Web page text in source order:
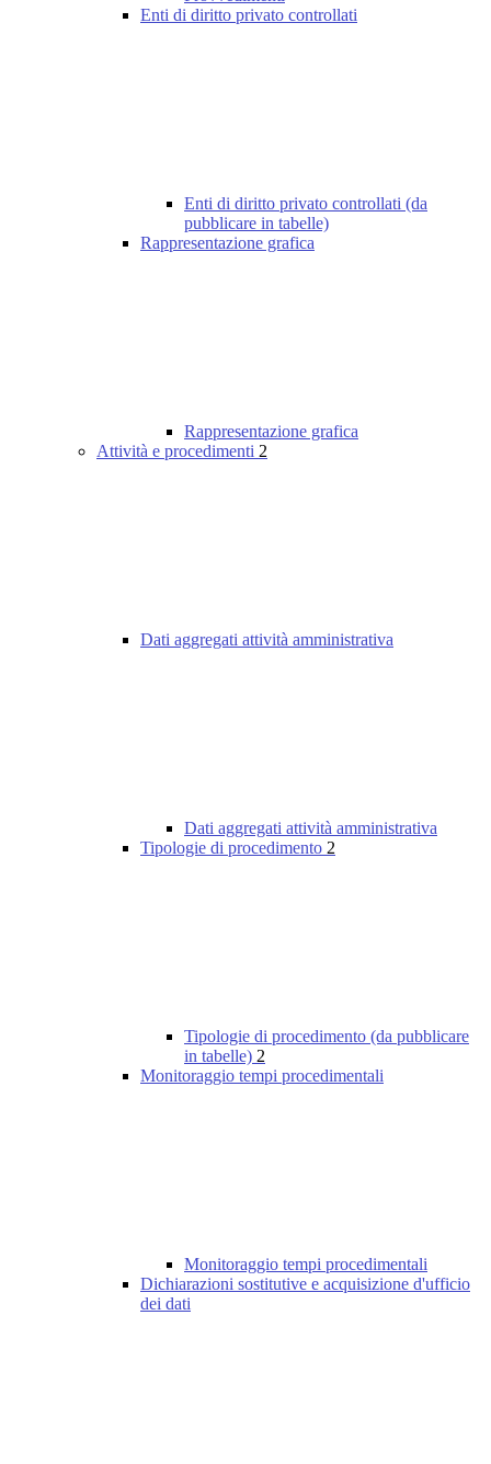
Enti di diritto privato controllati
Enti di diritto privato controllati (da
pubblicare in tabelle)
Rappresentazione grafica
Rappresentazione grafica
Attività e procedimenti 2
Dati aggregati attività amministrativa
Dati aggregati attività amministrativa
Tipologie di procedimento 2
Tipologie di procedimento (da pubblicare
in tabelle) 2
Monitoraggio tempi procedimentali
Monitoraggio tempi procedimentali
Dichiarazioni sostitutive e acquisizione d'ufficio
dei dati